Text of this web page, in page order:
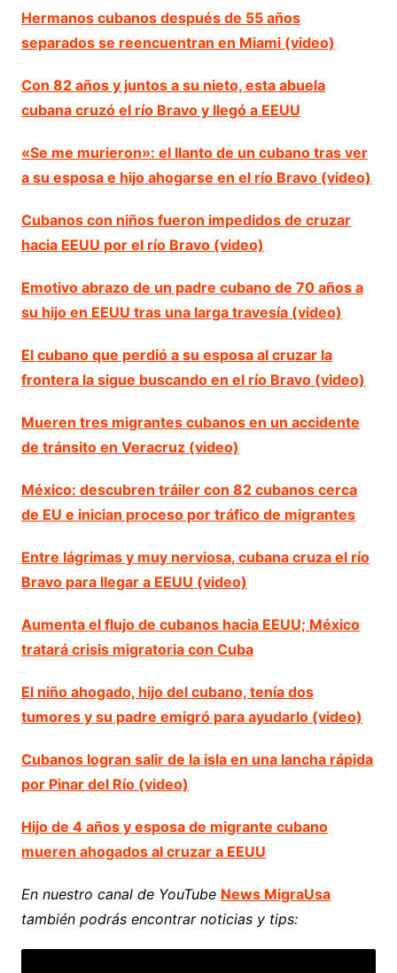
Hermanos cubanos después de 55 años
separados se reencuentran en Miami (video)
Con 82 años y juntos a su nieto, esta abuela
cubana cruzó el río Bravo y llegó a EEUU
«Se me murieron»: el llanto de un cubano tras ver
a su esposa e hijo ahogarse en el río Bravo (video)
Cubanos con niños fueron impedidos de cruzar
hacia EEUU por el río Bravo (video)
Emotivo abrazo de un padre cubano de 70 años a
su hijo en EEUU tras una larga travesía (video)
El cubano que perdió a su esposa al cruzar la
frontera la sigue buscando en el río Bravo (video)
Mueren tres migrantes cubanos en un accidente
de tránsito en Veracruz (video)
México: descubren tráiler con 82 cubanos cerca
de EU e inician proceso por tráfico de migrantes
Entre lágrimas y muy nerviosa, cubana cruza el río
Bravo para llegar a EEUU (video)
Aumenta el flujo de cubanos hacia EEUU; México
tratará crisis migratoria con Cuba
El niño ahogado, hijo del cubano, tenía dos
tumores y su padre emigró para ayudarlo (video)
Cubanos logran salir de la isla en una lancha rápida
por Pinar del Río (video)
Hijo de 4 años y esposa de migrante cubano
mueren ahogados al cruzar a EEUU
En nuestro canal de YouTube News MigraUsa
también podrás encontrar noticias y tips: